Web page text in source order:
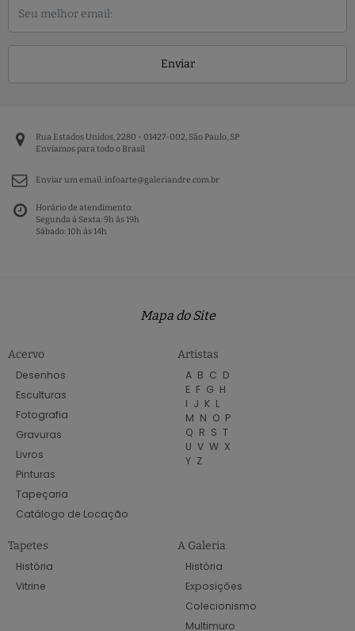
Enviar
Rua Estados Unidos, 2280 - 01427-002, São Paulo, SP
Enviamos para todo o Brasil
Enviar um email:infoarte@galeriandre.com.br
Horário de atendimento:
Segunda à Sexta: 9h às 19h
Sábado: 10h às 14h
Mapa do Site
Acervo
Desenhos
Esculturas
Fotografia
Gravuras
Livros
Pinturas
Tapeçaria
Catálogo de Locação
Artistas
A B C D
E F G H
I J K L
M N O P
Q R S T
U V W X
Y Z
Tapetes
História
Vitrine
A Galeria
História
Exposições
Colecionismo
Multimuro